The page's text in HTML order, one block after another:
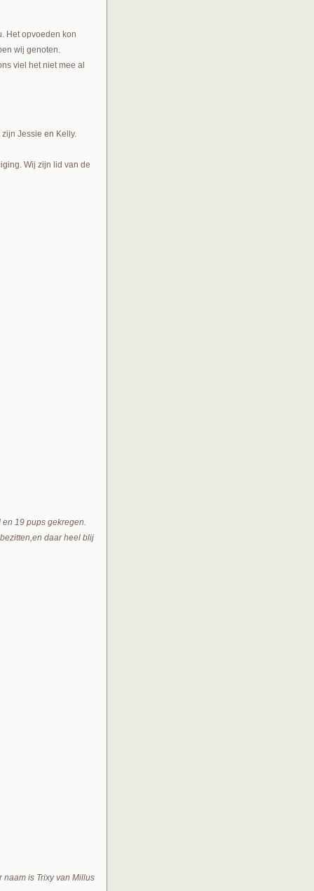
Het opvoeden kon
wij genoten.
viel het niet mee al
Jessie en Kelly.
Wij zijn lid van de
19 pups gekregen.
daar heel blij
is Trixy van Millus